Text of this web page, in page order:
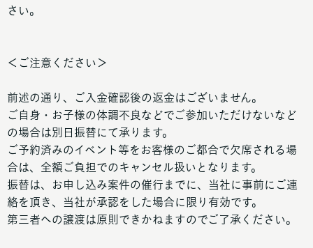
さい。
＜ご注意ください＞
前述の通り、ご入金確認後の返金はございません。
ご自身・お子様の体調不良などでご参加いただけないなど
の場合は別日振替にて承ります。
ご予約済みのイベント等をお客様のご都合で欠席される場
合は、全額ご負担でのキャンセル扱いとなります。
振替は、お申し込み案件の催行までに、当社に事前にご連
絡を頂き、当社が承認をした場合に限り有効です。
第三者への譲渡は原則できかねますのでご了承ください。